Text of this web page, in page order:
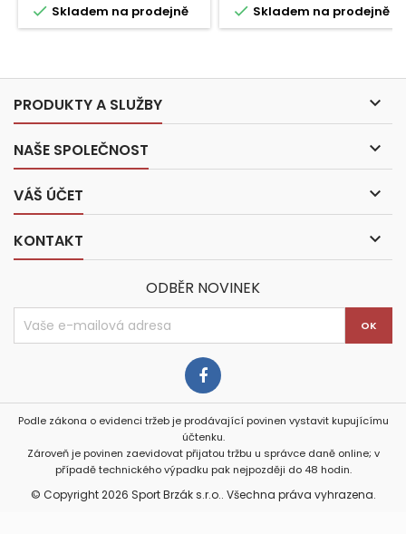
 Skladem na prodejně  Skladem na prodejně
PRODUKTY A SLUŽBY 
NAŠE SPOLEČNOST 
VÁŠ ÚČET 
KONTAKT 
ODBĚR NOVINEK
Podle zákona o evidenci tržeb je prodávající povinen vystavit kupujícímu
účtenku.
Zároveň je povinen zaevidovat přijatou tržbu u správce daně online; v
případě technického výpadku pak nejpozději do 48 hodin.
© Copyright 2026 Sport Brzák s.r.o.. Všechna práva vyhrazena.